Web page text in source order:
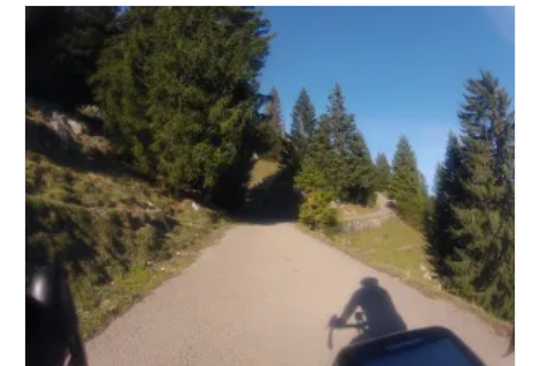
Speedpoint
Eröffnet
Am
Sudelfeld